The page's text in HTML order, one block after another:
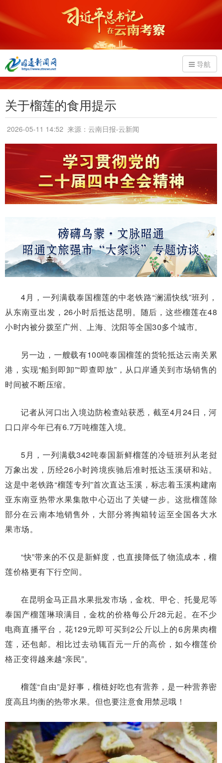
导航
关于榴莲的食用提示
2026-05-11 14:52 来源：云南日报-云新闻
4月，一列满载泰国榴莲的中老铁路“澜湄快线”班列，
从东南亚出发，26小时后抵达昆明。随后，这些榴莲在48
小时内被分拨至广州、上海、沈阳等全国30多个城市。
另一边，一艘载有100吨泰国榴莲的货轮抵达云南关累
港，实现“船到即卸”“即查即放”，从口岸通关到市场销售的
时间被不断压缩。
记者从河口出入境边防检查站获悉，截至4月24日，河
口口岸今年已有6.7万吨榴莲入境。
5月，一列满载342吨泰国新鲜榴莲的冷链班列从老挝
万象出发，历经26小时跨境疾驰后准时抵达玉溪研和站。
这是中老铁路“榴莲专列”首次直达玉溪，标志着玉溪构建南
亚东南亚热带水果集散中心迈出了关键一步。这批榴莲除
部分在云南本地销售外，大部分将掏箱转运至全国各大水
果市场。
“快”带来的不仅是新鲜度，也直接降低了物流成本，榴
莲价格更有下行空间。
在昆明金马正昌水果批发市场，金枕、甲仑、托曼尼等
泰国产榴莲琳琅满目，金枕的价格每公斤28元起。在不少
电商直播平台，花129元即可买到2公斤以上的6房果肉榴
莲，还包邮。相比过去动辄百元一斤的高价，如今榴莲价
格正变得越来越“亲民”。
榴莲“自由”是好事，榴梿好吃也有营养，是一种营养密
度高且均衡的热带水果。但也要注意食用禁忌哦！